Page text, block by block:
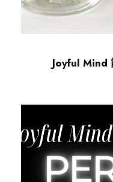
Joyful Mind